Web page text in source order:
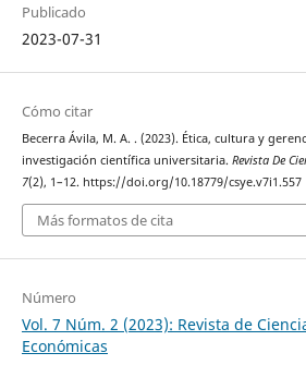
Publicado
2023-07-31
Cómo citar
Becerra Ávila, M. A. . (2023). Ética, cultura y
investigación científica universitaria. Revista De
7(2), 1–12. https://doi.org/10.18779/csye.v7i1.557
Más formatos de cita
Número
Vol. 7 Núm. 2 (2023): Revista de
Económicas